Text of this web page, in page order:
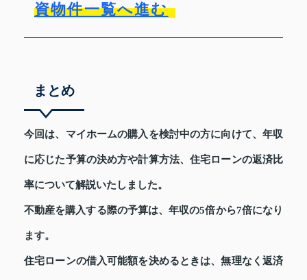
資物件一覧へ進む
まとめ
今回は、マイホームの購入を検討中の方に向けて、年収
に応じた予算の決め方や計算方法、住宅ローンの返済比
率について解説いたしました。
不動産を購入する際の予算は、年収の5倍から7倍になり
ます。
住宅ローンの借入可能額を決めるときは、無理なく返済